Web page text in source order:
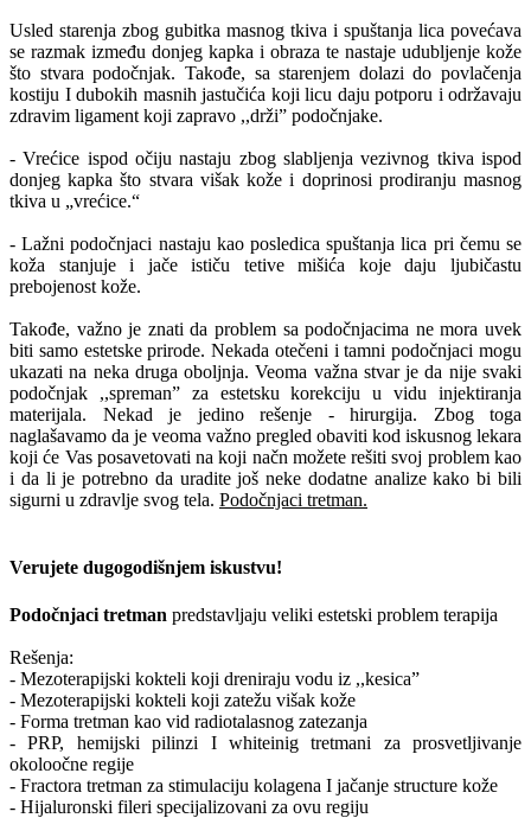
Usled starenja zbog gubitka masnog tkiva i spuštanja lica povećava
se razmak između donjeg kapka i obraza te nastaje udubljenje kože
što stvara podočnjak. Takođe, sa starenjem dolazi do povlačenja
kostiju I dubokih masnih jastučića koji licu daju potporu i održavaju
zdravim ligament koji zapravo ,,drži” podočnjake.
- Vrećice ispod očiju nastaju zbog slabljenja vezivnog tkiva ispod
donjeg kapka što stvara višak kože i doprinosi prodiranju masnog
tkiva u „vrećice.“
- Lažni podočnjaci nastaju kao posledica spuštanja lica pri čemu se
koža stanjuje i jače ističu tetive mišića koje daju ljubičastu
prebojenost kože.
Takođe, važno je znati da problem sa podočnjacima ne mora uvek
biti samo estetske prirode. Nekada otečeni i tamni podočnjaci mogu
ukazati na neka druga oboljnja. Veoma važna stvar je da nije svaki
podočnjak ,,spreman” za estetsku korekciju u vidu injektiranja
materijala. Nekad je jedino rešenje - hirurgija. Zbog toga
naglašavamo da je veoma važno pregled obaviti kod iskusnog lekara
koji će Vas posavetovati na koji načn možete rešiti svoj problem kao
i da li je potrebno da uradite još neke dodatne analize kako bi bili
sigurni u zdravlje svog tela. Podočnjaci tretman.
Verujete dugogodišnjem iskustvu!
Podočnjaci tretman predstavljaju veliki estetski problem terapija
Rešenja:
- Mezoterapijski kokteli koji dreniraju vodu iz ,,kesica”
- Mezoterapijski kokteli koji zatežu višak kože
- Forma tretman kao vid radiotalasnog zatezanja
- PRP, hemijski pilinzi I whiteinig tretmani za prosvetljivanje
okoloočne regije
- Fractora tretman za stimulaciju kolagena I jačanje structure kože
- Hijaluronski fileri specijalizovani za ovu regiju